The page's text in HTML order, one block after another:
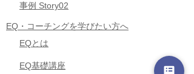
事例 Story02
EQ・コーチングを学びたい方へ
EQとは
EQ基礎講座